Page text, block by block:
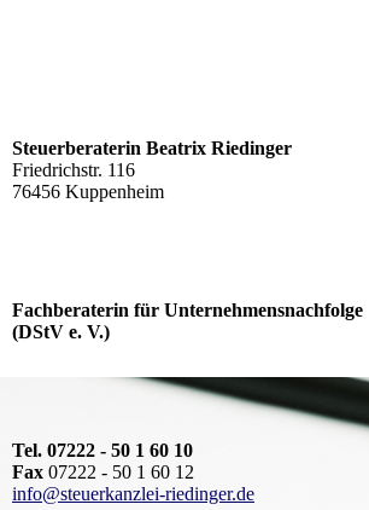
Steuerberaterin Beatrix Riedinger
Friedrichstr. 116
76456 Kuppenheim
Fachberaterin für Unternehmensnachfolge
(DStV e. V.)
Tel. 07222 - 50 1 60 10
Fax 07222 - 50 1 60 12
info@steuerkanzlei-riedinger.de